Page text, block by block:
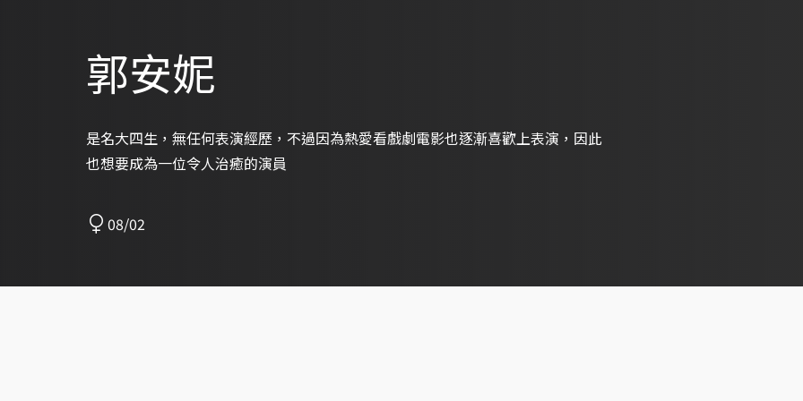
郭安妮
是名大四生，無任何表演經歷，不過因為熱愛看戲劇電影也逐漸喜歡上表演，因此
也想要成為一位令人治癒的演員
08/02